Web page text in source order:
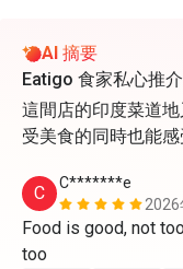
AI 摘要
Eatigo 食家私心推介
這間店的印度菜道
受美食的同時也能
C
C*******e
2026
Food is good, not